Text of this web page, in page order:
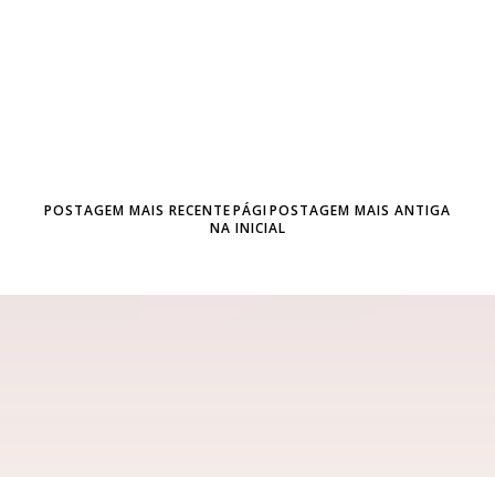
POSTAGEM MAIS RECENTE POSTAGEM MAIS ANTIGA
PÁGI
NA INICIAL